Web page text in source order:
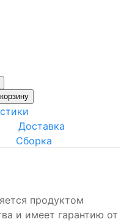
Доставка
Сборка
продуктом
и имеет гарантию от